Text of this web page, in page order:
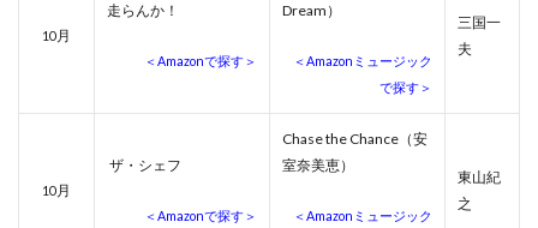
10月
走らんか！
＜Amazonで探す＞
Dream）
＜Amazonミュージック
で探す＞
三国一
夫
10月
ザ・シェフ
＜Amazonで探す＞
Chase the Chance（安
室奈美恵）
＜Amazonミュージック
東山紀
之